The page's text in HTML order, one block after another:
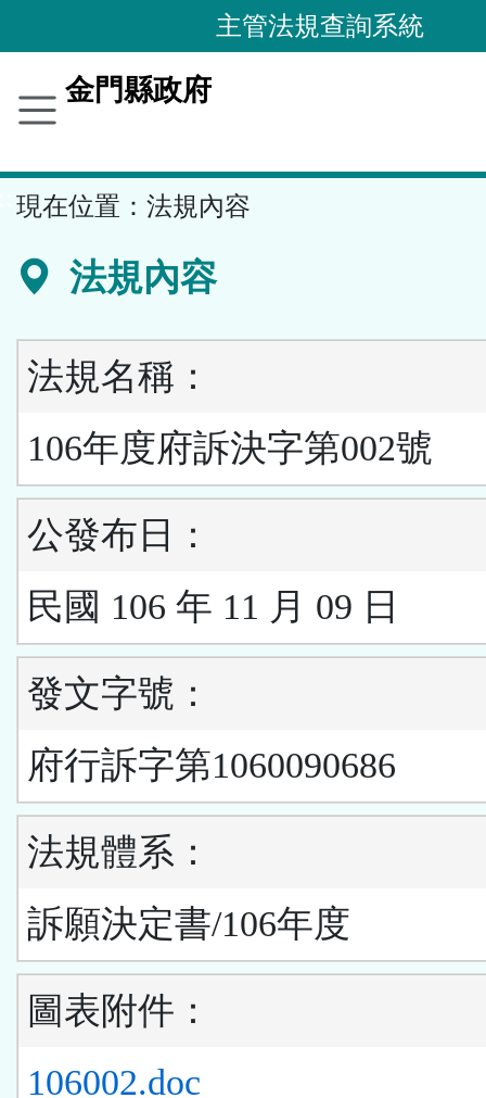
到
要
容
區
主管法規查詢系統
金門縣政府
現在位置： 法規內容
法規內容
法規名稱：
106年度府訴決字第002號
公發布日：
民國 106 年 11 月 09 日
發文字號：
府行訴字第1060090686
法規體系：
訴願決定書/106年度
圖表附件：
106002.doc